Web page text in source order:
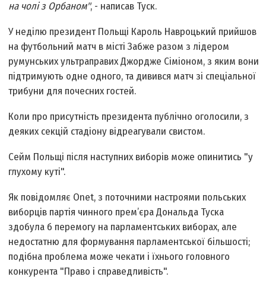
на чолі з Орбаном", - написав Туск.
У неділю президент Польщі Кароль Навроцький прийшов
на футбольний матч в місті Забже разом з лідером
румунських ультраправих Джордже Сіміоном, з яким вони
підтримують одне одного, та дивився матч зі спеціальної
трибуни для почесних гостей.
Коли про присутність президента публічно оголосили, з
деяких секцій стадіону відреагували свистом.
Сейм Польщі після наступних виборів може опинитись "у
глухому куті".
Як повідомляє Onet, з поточними настроями польських
виборців партія чинного прем’єра Дональда Туска
здобула б перемогу на парламентських виборах, але
недостатню для формування парламентської більшості;
подібна проблема може чекати і їхнього головного
конкурента "Право і справедливість".